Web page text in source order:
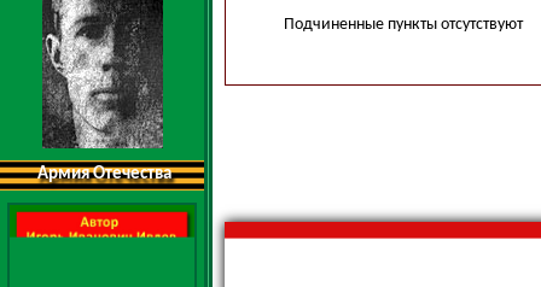
Армия Отечества
Подчиненные пункты отсутствуют